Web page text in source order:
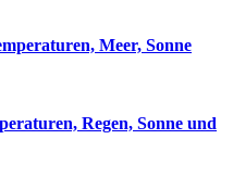
Meer, Sonne
Regen, Sonne und